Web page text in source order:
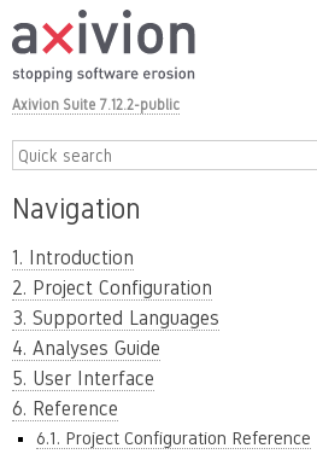
Axivion Suite 7.12.2-public
Navigation
1. Introduction
2. Project Configuration
3. Supported Languages
4. Analyses Guide
5. User Interface
6. Reference
6.1. Project Configuration Reference